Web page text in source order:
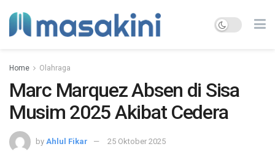
Home Olahraga
Marc Marquez Absen di Sisa
Musim 2025 Akibat Cedera
by Ahlul Fikar 25 Oktober 2025